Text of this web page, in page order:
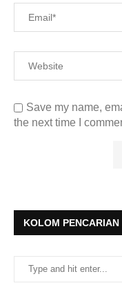
Save my name,
the next time I
KOLOM PENCARIAN